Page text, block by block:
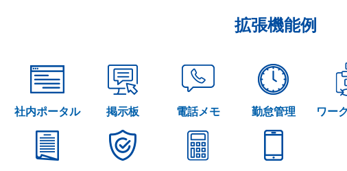
拡張機能例
社内ポータル 掲示板 電話メモ 勤怠管理 ワー